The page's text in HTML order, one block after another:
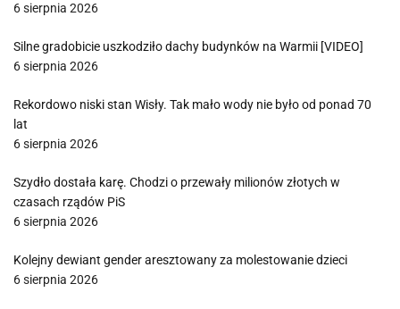
6 sierpnia 2026
Silne gradobicie uszkodziło dachy budynków na Warmii [VIDEO]
6 sierpnia 2026
Rekordowo niski stan Wisły. Tak mało wody nie było od ponad 70
lat
6 sierpnia 2026
Szydło dostała karę. Chodzi o przewały milionów złotych w
czasach rządów PiS
6 sierpnia 2026
Kolejny dewiant gender aresztowany za molestowanie dzieci
6 sierpnia 2026